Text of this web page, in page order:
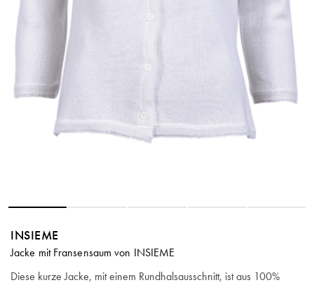
INSIEME
Jacke mit Fransensaum von INSIEME
Diese kurze Jacke, mit einem Rundhalsausschnitt, ist aus 100%